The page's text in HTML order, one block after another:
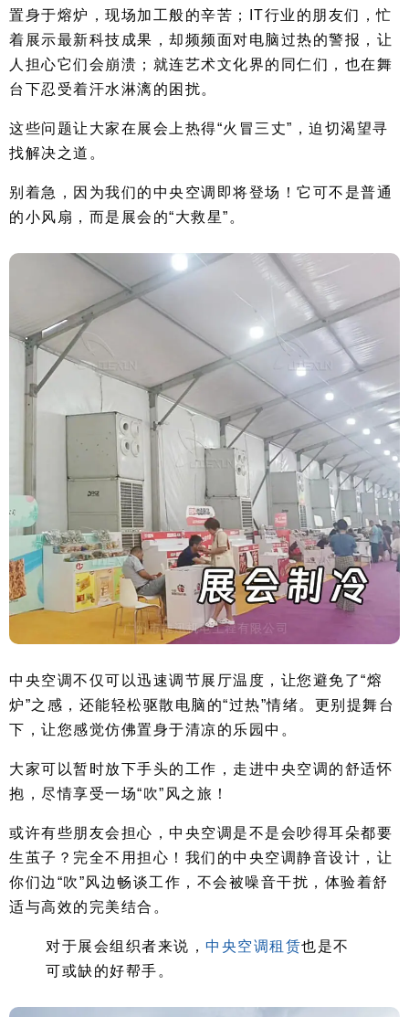
置身于熔炉，现场加工般的辛苦；IT行业的朋友们，忙
着展示最新科技成果，却频频面对电脑过热的警报，让
人担心它们会崩溃；就连艺术文化界的同仁们，也在舞
台下忍受着汗水淋漓的困扰。
这些问题让大家在展会上热得“火冒三丈”，迫切渴望寻
找解决之道。
别着急，因为我们的中央空调即将登场！它可不是普通
的小风扇，而是展会的“大救星”。
中央空调不仅可以迅速调节展厅温度，让您避免了“熔
炉”之感，还能轻松驱散电脑的“过热”情绪。更别提舞台
下，让您感觉仿佛置身于清凉的乐园中。
大家可以暂时放下手头的工作，走进中央空调的舒适怀
抱，尽情享受一场“吹”风之旅！
或许有些朋友会担心，中央空调是不是会吵得耳朵都要
生茧子？完全不用担心！我们的中央空调静音设计，让
你们边“吹”风边畅谈工作，不会被噪音干扰，体验着舒
适与高效的完美结合。
对于展会组织者来说， 中央空调租赁也是不
可或缺的好帮手。